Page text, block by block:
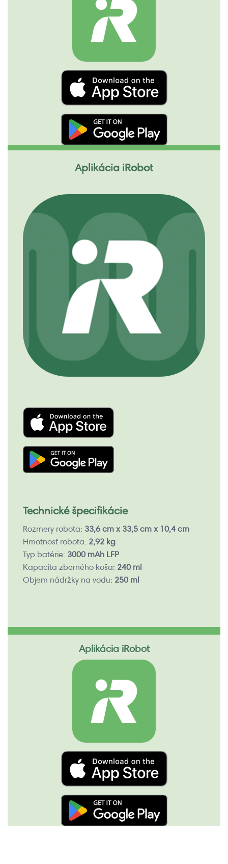
Aplikácia iRobot
Technické špecifikácie
Rozmery robota: 33,6 cm x 33,5 cm x 10,4 cm
Hmotnosť robota: 2,92 kg
Typ batérie: 3000 mAh LFP
Kapacita zberného koša: 240 ml
Objem nádržky na vodu: 250 ml
Aplikácia iRobot